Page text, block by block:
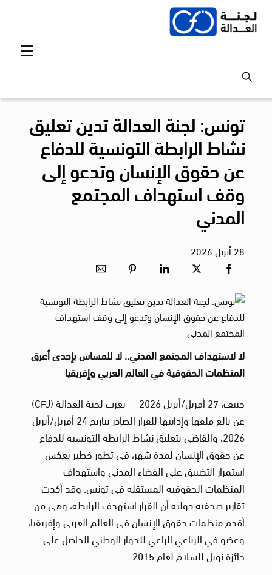
Skip
تونس: لجنة العدالة تدين تعليق
نشاط الرابطة التونسية للدفاع
عن حقوق الإنسان وتدعو إلى
وقف استهداف المجتمع
المدني
28أبريل2026
لا لاستهداف المجتمع المدني.. لا للمساس بإحدى أعرق
المنظمات الحقوقية في العالم العربي وإفريقيا
جنيف، 27 أفريل/أبريل 2026 — تعرب لجنة العدالة (CFJ)
عن بالغ قلقها وإدانتها للقرار الصادر بتاريخ 24 أفريل/أبريل
2026، والقاضي بتعليق نشاط الرابطة التونسية للدفاع
عن حقوق الإنسان لمدة شهر، في تطور خطير يعكس
استمرار التضييق على الفضاء المدني واستهداف
المنظمات الحقوقية المستقلة في تونس. وقد أكدت
تقارير صحفية دولية أن القرار استهدف الرابطة، وهي من
أقدم منظمات حقوق الإنسان في العالم العربي وإفريقيا،
وعضو في الرباعي الراعي للحوار الوطني الحاصل على
جائزة نوبل للسلام لعام 2015.